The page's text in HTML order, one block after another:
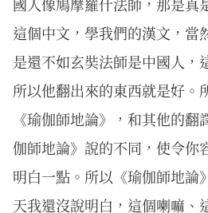
這個中文，學我們的漢文，當
是還不如玄奘法師是中國人，
所以他翻出來的東西就是好。
《瑜伽師地論》，和其他的
伽師地論》說的不同，使令你
明白一點。所以《瑜伽師地論
天我還沒說明白，這個喇嘛、